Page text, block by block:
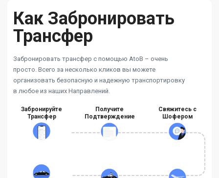
Как Забронировать
Трансфер
Забронировать трансфер с помощью AtoB – очень
просто. Всего за несколько кликов вы можете
организовать безопасную и надежную транспортировку
в любое из наших Направлений.
Забронируйте
Трансфер
Получите
Подтверждение
Свяжитесь с
Шофером